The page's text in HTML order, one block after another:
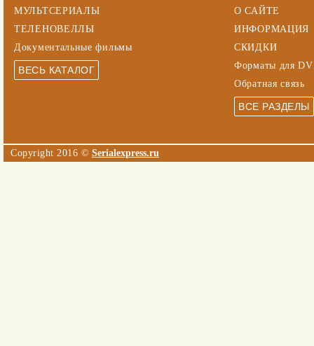
МУЛЬТСЕРИАЛЫ
ТЕЛЕНОВЕЛЛЫ
Документальные фильмы
О САЙТЕ
ИНФОРМАЦИЯ
СКИДКИ
Форматы для
Обратная связь
Copyright 2016 © Serialexpress.ru